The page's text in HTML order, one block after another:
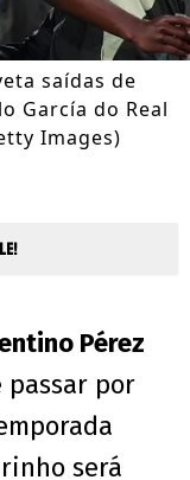
saídas de
García do Real
Images)
Pérez
passar por
será